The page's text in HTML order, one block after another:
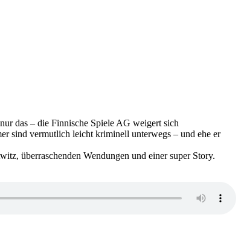
das – die Finnische Spiele AG weigert sich
sind vermutlich leicht kriminell unterwegs – und ehe er
überraschenden Wendungen und einer super Story.